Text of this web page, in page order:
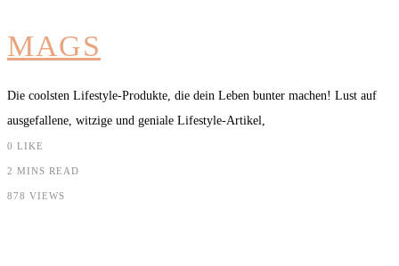
MAGS
Die coolsten Lifestyle-Produkte, die dein Leben bunter machen! Lust auf
ausgefallene, witzige und geniale Lifestyle-Artikel,
0 LIKE
2 MINS READ
878 VIEWS